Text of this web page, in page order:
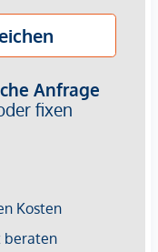
Planung bis zur
und einem Fokus
der mehr
bewussten
Wohnkonzepte, die
aber nie den